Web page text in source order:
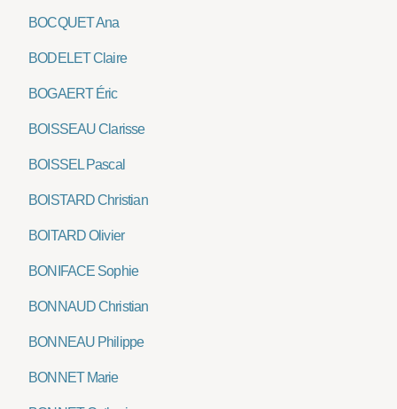
BOCQUET Ana
BODELET Claire
BOGAERT Éric
BOISSEAU Clarisse
BOISSEL Pascal
BOISTARD Christian
BOITARD Olivier
BONIFACE Sophie
BONNAUD Christian
BONNEAU Philippe
BONNET Marie